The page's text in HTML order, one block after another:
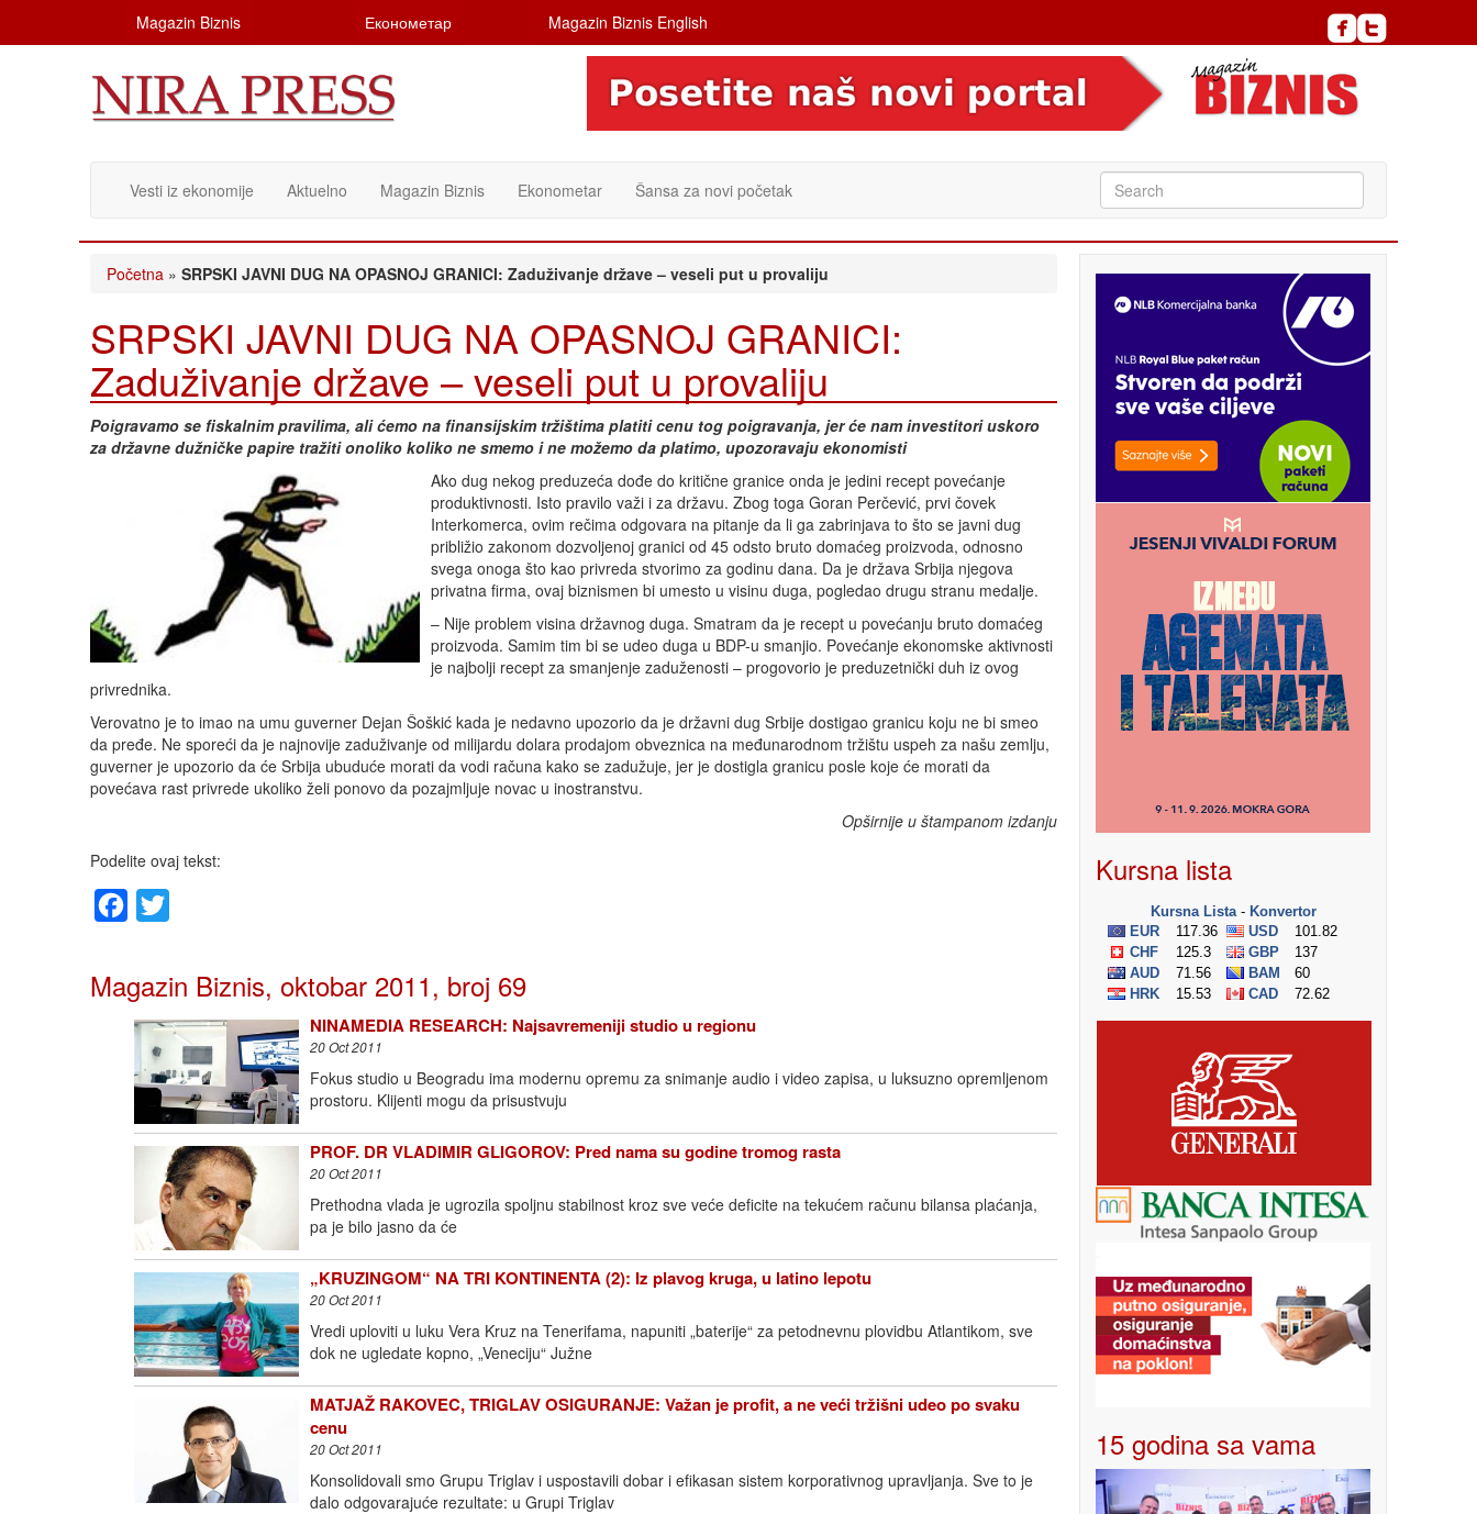
Magazin Biznis Економетар Magazin Biznis English
Vesti iz ekonomije Aktuelno Magazin Biznis Ekonometar Šansa za novi početak
Početna » SRPSKI JAVNI DUG NA OPASNOJ GRANICI: Zaduživanje države – veseli put u provaliju
SRPSKI JAVNI DUG NA OPASNOJ GRANICI:
Zaduživanje države – veseli put u provaliju
Poigravamo se fiskalnim pravilima, ali ćemo na finansijskim tržištima platiti cenu tog poigravanja, jer će nam investitori uskoro
za državne dužničke papire tražiti onoliko koliko ne smemo i ne možemo da platimo, upozoravaju ekonomisti
Ako dug nekog preduzeća dođe do kritične granice onda je jedini recept povećanje
produktivnosti. Isto pravilo važi i za državu. Zbog toga Goran Perčević, prvi čovek
Interkomerca, ovim rečima odgovara na pitanje da li ga zabrinjava to što se javni dug
približio zakonom dozvoljenoj granici od 45 odsto bruto domaćeg proizvoda, odnosno
svega onoga što kao privreda stvorimo za godinu dana. Da je država Srbija njegova
privatna firma, ovaj biznismen bi umesto u visinu duga, pogledao drugu stranu medalje.
– Nije problem visina državnog duga. Smatram da je recept u povećanju bruto domaćeg
proizvoda. Samim tim bi se udeo duga u BDP-u smanjio. Povećanje ekonomske aktivnosti
je najbolji recept za smanjenje zaduženosti – progovorio je preduzetnički duh iz ovog
privrednika.
Verovatno je to imao na umu guverner Dejan Šoškić kada je nedavno upozorio da je državni dug Srbije dostigao granicu koju ne bi smeo
da pređe. Ne sporeći da je najnovije zaduživanje od milijardu dolara prodajom obveznica na međunarodnom tržištu uspeh za našu zemlju,
guverner je upozorio da će Srbija ubuduće morati da vodi računa kako se zadužuje, jer je dostigla granicu posle koje će morati da
povećava rast privrede ukoliko želi ponovo da pozajmljuje novac u inostranstvu.
Opširnije u štampanom izdanju
Podelite ovaj tekst:
Facebook
Magazin Biznis, oktobar 2011, broj 69
NINAMEDIA RESEARCH: Najsavremeniji studio u regionu
20 Oct 2011
Fokus studio u Beogradu ima modernu opremu za snimanje audio i video zapisa, u luksuzno opremljenom
prostoru. Klijenti mogu da prisustvuju
PROF. DR VLADIMIR GLIGOROV: Pred nama su godine tromog rasta
20 Oct 2011
Prethodna vlada je ugrozila spoljnu stabilnost kroz sve veće deficite na tekućem računu bilansa plaćanja,
pa je bilo jasno da će
„KRUZINGOM“ NA TRI KONTINENTA (2): Iz plavog kruga, u latino lepotu
20 Oct 2011
Vredi uploviti u luku Vera Kruz na Tenerifama, napuniti „baterije“ za petodnevnu plovidbu Atlantikom, sve
dok ne ugledate kopno, „Veneciju“ Južne
MATJAŽ RAKOVEC, TRIGLAV OSIGURANJE: Važan je profit, a ne veći tržišni udeo po svaku
cenu
20 Oct 2011
Konsolidovali smo Grupu Triglav i uspostavili dobar i efikasan sistem korporativnog upravljanja. Sve to je
dalo odgovarajuće rezultate: u Grupi Triglav
Kursna lista
15 godina sa vama